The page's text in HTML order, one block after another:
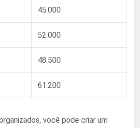
45.000
52.000
48.500
61.200
você pode criar um